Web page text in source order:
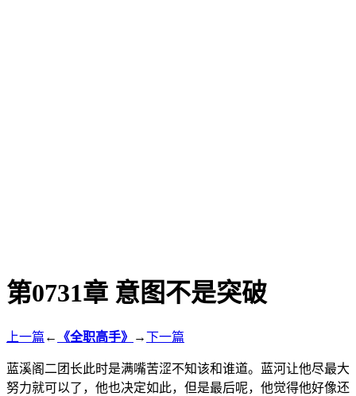
第0731章 意图不是突破
上一篇 ← 《全职高手》 →下一篇
蓝溪阁二团长此时是满嘴苦涩不知该和谁道。蓝河让他尽最大
努力就可以了，他也决定如此，但是最后呢，他觉得他好像还